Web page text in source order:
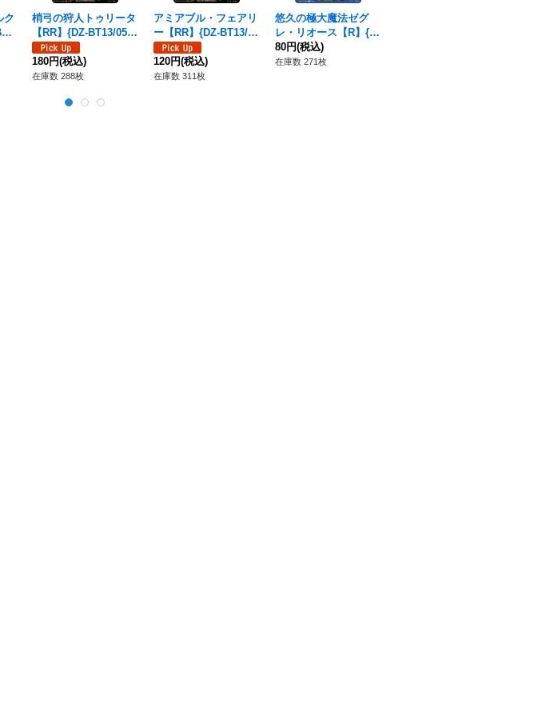
ク
梢弓の狩人トゥリータ
【RR】{DZ-BT13/050}
《ストイケイア》
180円(税込)
在庫数 288枚
アミアブル・フェアリ
ー【RR】{DZ-BT13/04
7}《ストイケイア》
120円(税込)
在庫数 311枚
悠久の極大魔法ゼグ
レ・リオース【R】{D
Z-BT13/098}《ストイ
ケイア》
80円(税込)
在庫数 271枚